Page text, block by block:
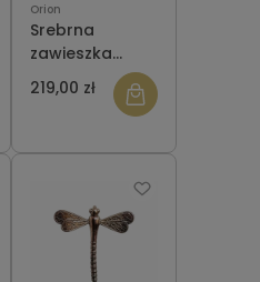
Orion
Srebrna
zawieszka
ORZA015 KWIAT
219,00 zł